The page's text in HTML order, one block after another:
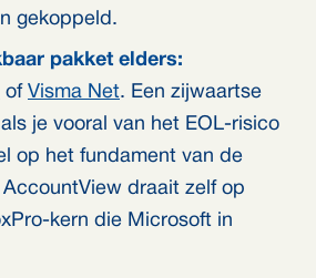
gekoppeld.
pakket elders:
of Visma Net. Een zijwaartse
je vooral van het EOL-risico
op het fundament van de
draait zelf op
kern die Microsoft in